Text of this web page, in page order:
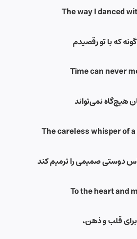
The way I danced
که با تو رقصیدم
Time can never
هیچ‌گاه نمی‌تواند
The careless whisper of
دوستی صمیمی را ترمیم کند
To the heart and
برای قلب و ذهن،